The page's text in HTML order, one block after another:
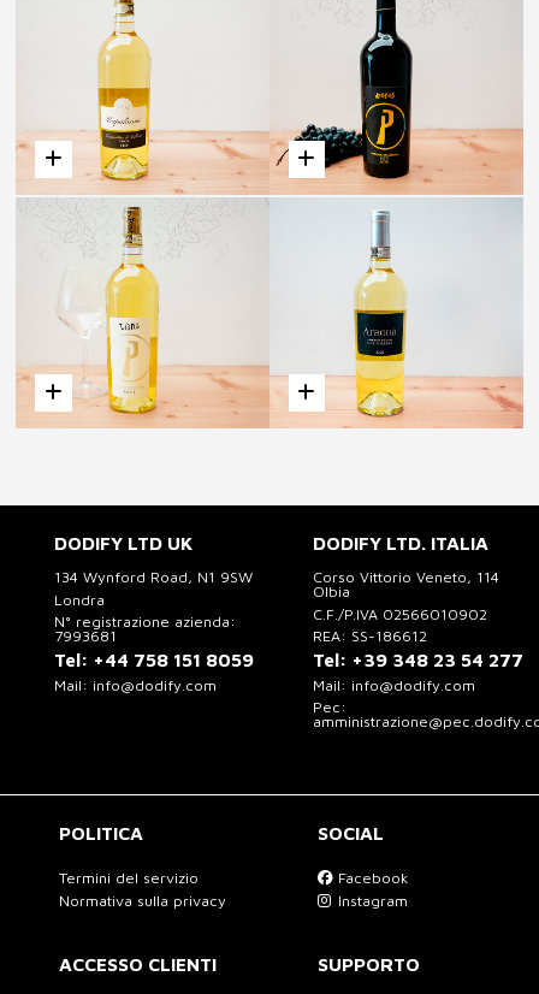
DODIFY LTD UK
134 Wynford Road, N1 9SW
Londra
N° registrazione azienda:
7993681
Tel: +44 758 151 8059
Mail: info@dodify.com
DODIFY LTD. ITALIA
Corso Vittorio Veneto, 114
Olbia
C.F./P.IVA 02566010902
REA: SS-186612
Tel: +39 348 23 54 277
Mail: info@dodify.com
Pec:
POLITICA
Termini del servizio
Normativa sulla privacy
SOCIAL
Facebook
Instagram
ACCESSO CLIENTI SUPPORTO